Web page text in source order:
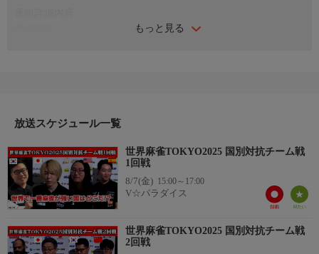
もっと見る
放送スケジュール一覧
世界麻雀TOKYO2025 国別対抗チーム戦
1回戦
8/7(金) 15:00～17:00
V☆パラダイス
世界麻雀TOKYO2025 国別対抗チーム戦
2回戦